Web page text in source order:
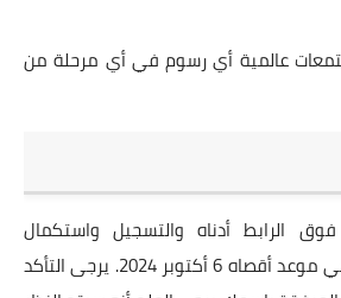
عالمية أي رسوم في أي مرحلة من
فوق الرابط أدناه والتسجيل واستكمال
المعلومات المطلوبة في موعد أقصاه 6 أكتوبر 2024. يرجى التأكد